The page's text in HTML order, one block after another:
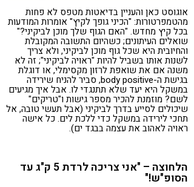
אוגוסט כאן והעניין בדיאטות מטפס לא פחות
מהטמפרטורות: "הכיני גופך לקיץ" אומרות המודעות
בכל קיץ מחדש. "האם הגוף שלך מוכן לביקיני?"
שואלים העיתונים; כשהיום התשובה המקובלת
והחיובית היא שכל גוף מוכן לביקיני, ולא צריך
לשנות אותו בשביל להיות "ראויה לביקיני"; זה לא
משנה אם את שואפת לרזון מקסימלי, או דוגלת
בגישת ה-body positive, סביר להניח שירידה
במשקל היא יעד שלא תתנגדי לו. אבל איך מגיעים
לשם? מוזמנת להכיר מספר גישות ו"טריקים"
שיכולים לסייע בדרך לביקיני (אבל תעשי טובה, אל
תחכי לירידה במשקל כדי ללכת לים. כל אישה
ראויה לאהוב את עצמה בבגד ים).
הלחוצה – "אני צריכה לרדת 5 ק"ג עד
הסופ"ש!"